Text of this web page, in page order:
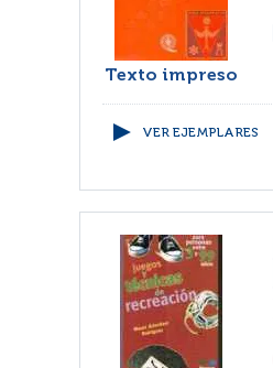
Texto impreso
VER EJEMPLARES